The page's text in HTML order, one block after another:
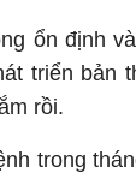
ổn định
triển bản
rồi.
trong